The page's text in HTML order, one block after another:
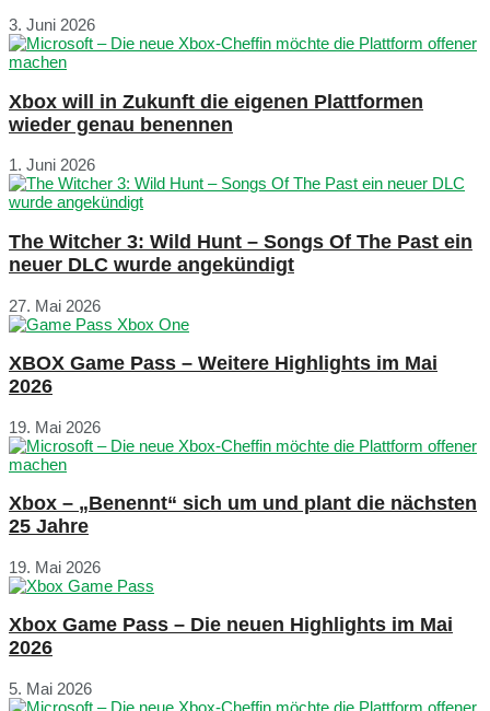
3. Juni 2026
Xbox will in Zukunft die eigenen Plattformen
wieder genau benennen
1. Juni 2026
The Witcher 3: Wild Hunt – Songs Of The Past ein
neuer DLC wurde angekündigt
27. Mai 2026
XBOX Game Pass – Weitere Highlights im Mai
2026
19. Mai 2026
Xbox – „Benennt“ sich um und plant die nächsten
25 Jahre
19. Mai 2026
Xbox Game Pass – Die neuen Highlights im Mai
2026
5. Mai 2026